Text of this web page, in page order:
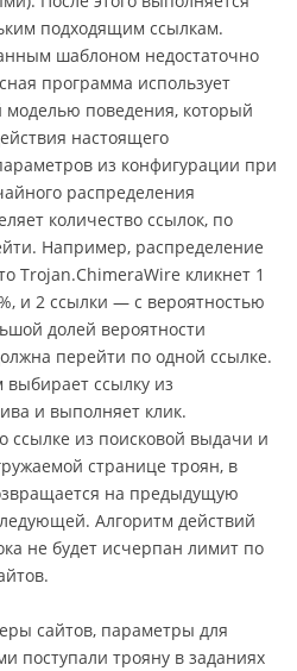
подходящим ссылкам.
шаблоном недостаточно
программа использует
моделью поведения, который
настоящего
из конфигурации при
распределения
количество ссылок, по
Например, распределение
Trojan.ChimeraWire кликнет 1
и 2 ссылки — с вероятностью
долей вероятности
перейти по одной ссылке.
ссылку из
и выполняет клик.
ссылке из поисковой выдачи и
странице троян, в
на предыдущую
Алгоритм действий
не будет исчерпан лимит по
сайтов, параметры для
поступали трояну в заданиях